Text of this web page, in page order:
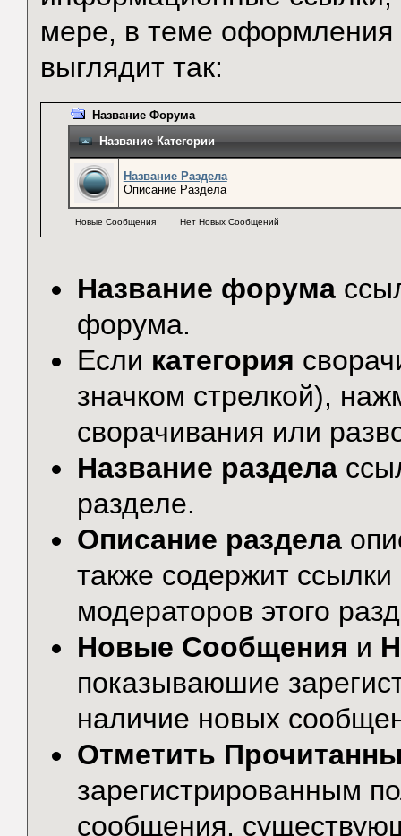
мере, в теме
выглядит так:
Название Форума
Название Категории
Название Раздела
Описание Раздела
Новые Сообщения Нет Новых Сообщений
Название форума
форума.
Если категория
значком стрелкой),
сворачивания или
Название раздела
разделе.
Описание раздела
также содержит
модераторов этого
Новые Сообщения и
показываюшие
наличие новых
Отметить
зарегистрированным
сообщения,